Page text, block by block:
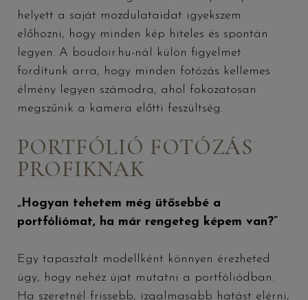
helyett a saját mozdulataidat igyekszem
előhozni, hogy minden kép hiteles és spontán
legyen. A boudoir.hu-nál külön figyelmet
fordítunk arra, hogy minden fotózás kellemes
élmény legyen számodra, ahol fokozatosan
megszűnik a kamera előtti feszültség.
PORTFÓLIÓ FOTÓZÁS
PROFIKNAK
„Hogyan tehetem még ütősebbé a
portfóliómat, ha már rengeteg képem van?”
Egy tapasztalt modellként könnyen érezheted
úgy, hogy nehéz újat mutatni a portfóliódban.
Ha szeretnél frissebb, izgalmasabb hatást elérni,